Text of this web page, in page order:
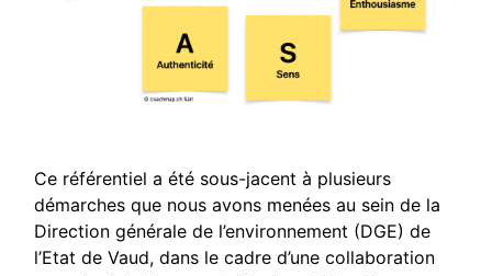
Ce référentiel a été sous-jacent à plusieurs
démarches que nous avons menées au sein de la
Direction générale de l’environnement (DGE) de
l’Etat de Vaud, dans le cadre d’une collaboration